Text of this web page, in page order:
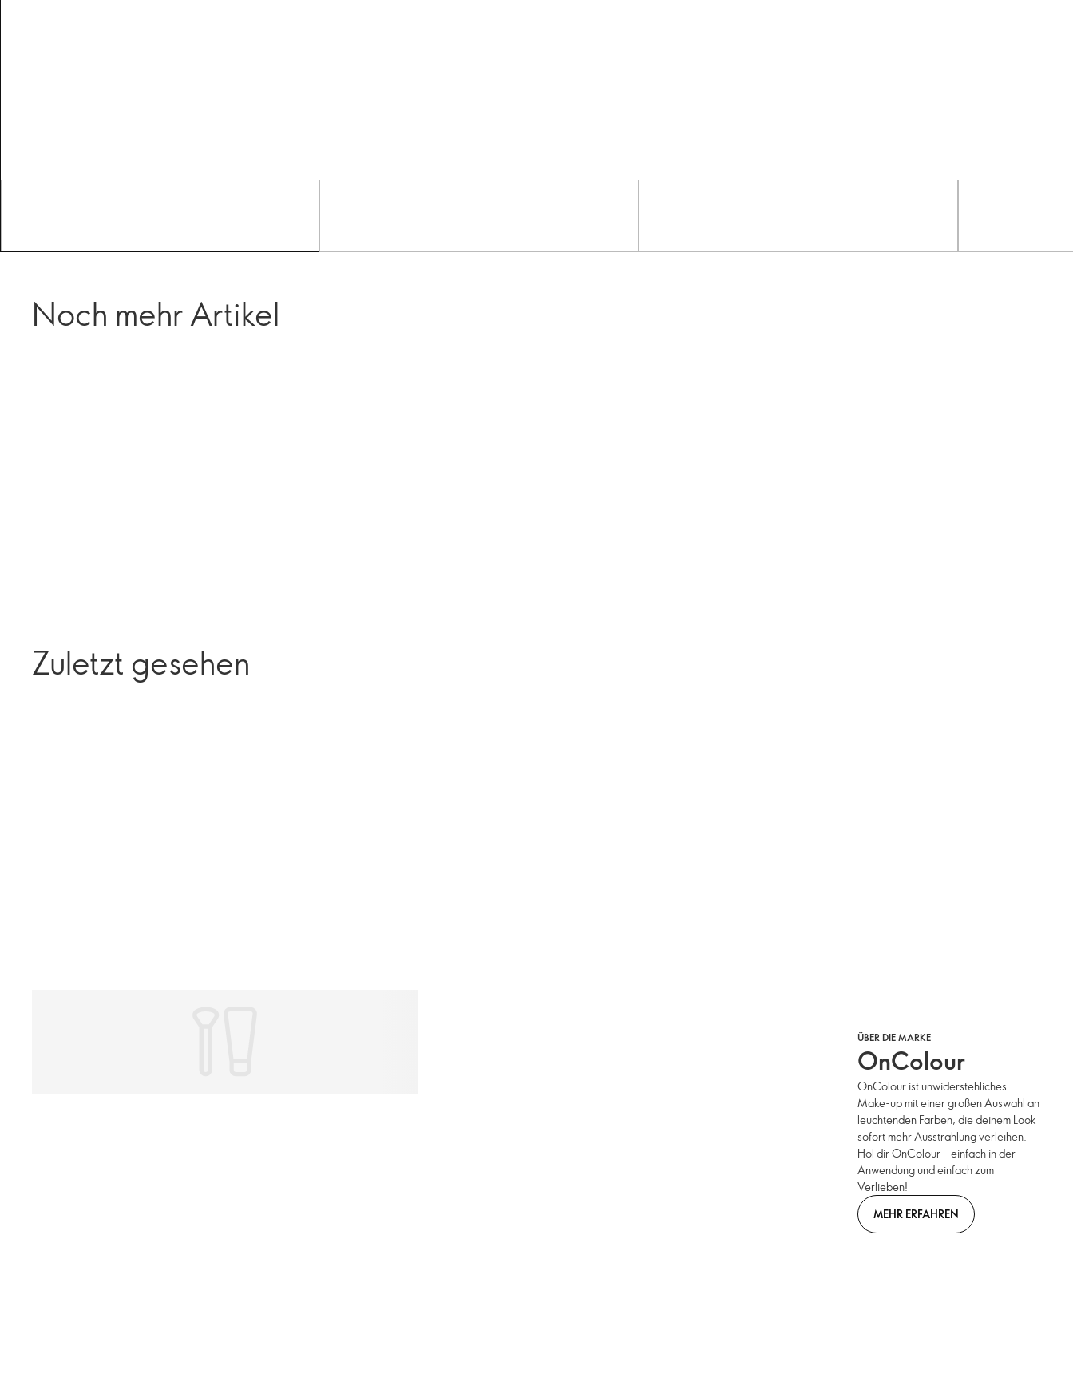
Noch mehr Artikel
Zuletzt gesehen
ÜBER DIE MARKE
OnColour
OnColour ist unwiderstehliches
Make-up mit einer großen Auswahl an
leuchtenden Farben, die deinem Look
sofort mehr Ausstrahlung verleihen.
Hol dir OnColour – einfach in der
Anwendung und einfach zum
Verlieben!
MEHR ERFAHREN